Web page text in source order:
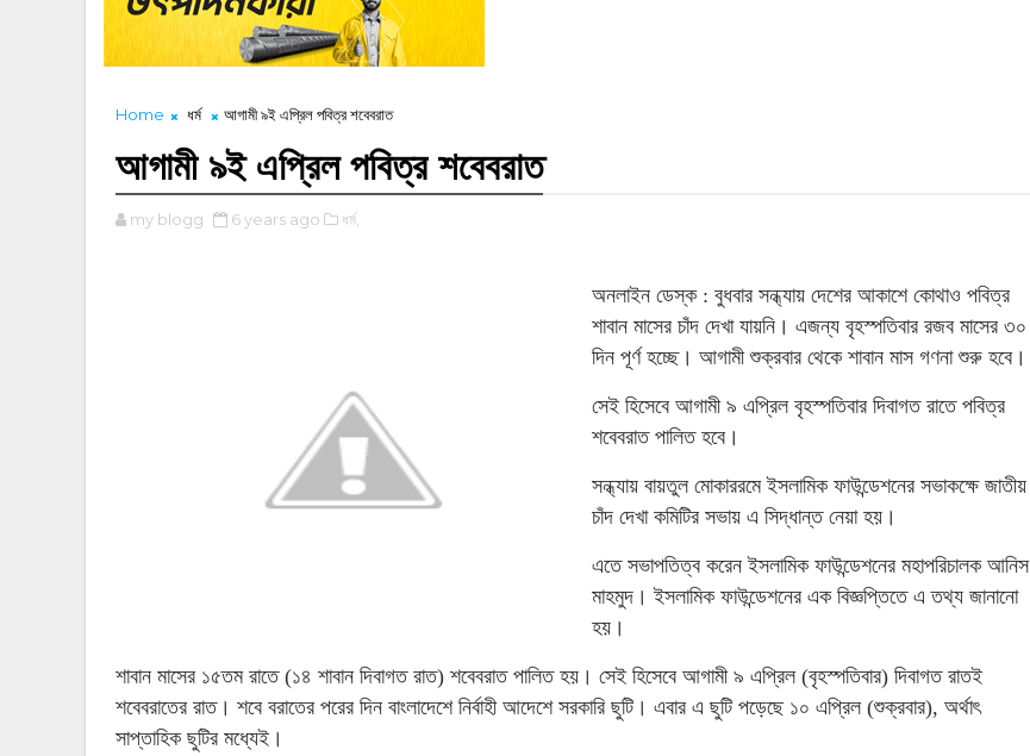
Home ধর্ম আগামী ৯ই এপ্রিল পবিত্র শবেবরাত
আগামী ৯ই এপ্রিল পবিত্র শবেবরাত
my blogg 6 years ago ধর্ম,
অনলাইন ডেস্ক : বুধবার সন্ধ্যায় দেশের আকাশে কোথাও পবিত্র
শাবান মাসের চাঁদ দেখা যায়নি। এজন্য বৃহস্পতিবার রজব মাসের ৩০
দিন পূর্ণ হচ্ছে। আগামী শুক্রবার থেকে শাবান মাস গণনা শুরু হবে।
সেই হিসেবে আগামী ৯ এপ্রিল বৃহস্পতিবার দিবাগত রাতে পবিত্র
শবেবরাত পালিত হবে।
সন্ধ্যায় বায়তুল মোকাররমে ইসলামিক ফাউন্ডেশনের সভাকক্ষে জাতীয়
চাঁদ দেখা কমিটির সভায় এ সিদ্ধান্ত নেয়া হয়।
এতে সভাপতিত্ব করেন ইসলামিক ফাউন্ডেশনের মহাপরিচালক আনিস
মাহমুদ। ইসলামিক ফাউন্ডেশনের এক বিজ্ঞপ্তিতে এ তথ্য জানানো
হয়।
শাবান মাসের ১৫তম রাতে (১৪ শাবান দিবাগত রাত) শবেবরাত পালিত হয়। সেই হিসেবে আগামী ৯ এপ্রিল (বৃহস্পতিবার) দিবাগত রাতই
শবেবরাতের রাত। শবে বরাতের পরের দিন বাংলাদেশে নির্বাহী আদেশে সরকারি ছুটি। এবার এ ছুটি পড়েছে ১০ এপ্রিল (শুক্রবার), অর্থাৎ
সাপ্তাহিক ছুটির মধ্যেই।